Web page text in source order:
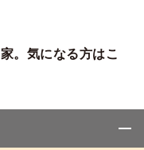
。気になる方はこ